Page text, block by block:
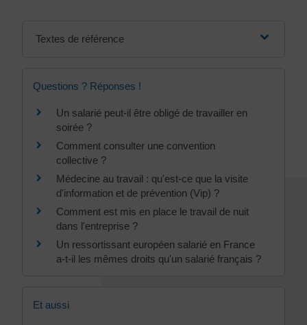
Textes de référence
Questions ? Réponses !
Un salarié peut-il être obligé de travailler en
soirée ?
Comment consulter une convention
collective ?
Médecine au travail : qu'est-ce que la visite
d'information et de prévention (Vip) ?
Comment est mis en place le travail de nuit
dans l'entreprise ?
Un ressortissant européen salarié en France
a-t-il les mêmes droits qu'un salarié français ?
Et aussi